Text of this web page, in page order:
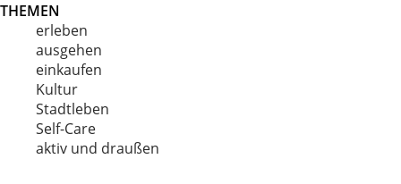
THEMEN
erleben
ausgehen
einkaufen
Kultur
Stadtleben
Self-Care
aktiv und draußen